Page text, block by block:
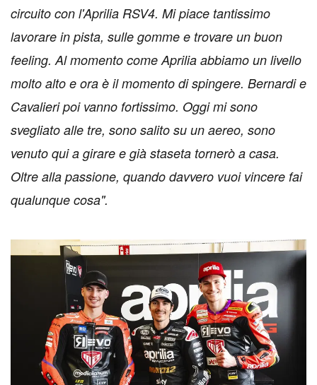
circuito con l'Aprilia RSV4. Mi piace tantissimo
lavorare in pista, sulle gomme e trovare un buon
feeling. Al momento come Aprilia abbiamo un livello
molto alto e ora è il momento di spingere. Bernardi e
Cavalieri poi vanno fortissimo. Oggi mi sono
svegliato alle tre, sono salito su un aereo, sono
venuto qui a girare e già staseta tornerò a casa.
Oltre alla passione, quando davvero vuoi vincere fai
qualunque cosa".